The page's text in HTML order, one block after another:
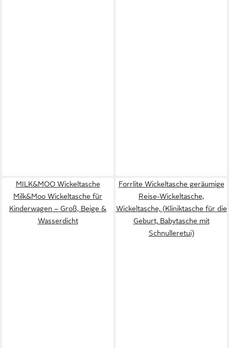
MILK&MOO Wickeltasche
Milk&Moo Wickeltasche für
Kinderwagen – Groß, Beige &
Wasserdicht
Forrlite Wickeltasche geräumige
Reise-Wickeltasche,
Wickeltasche, (Kliniktasche für die
Geburt, Babytasche mit
Schnulleretui)